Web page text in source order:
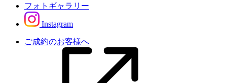
フォトギャラリー
Instagram
ご成約のお客様へ